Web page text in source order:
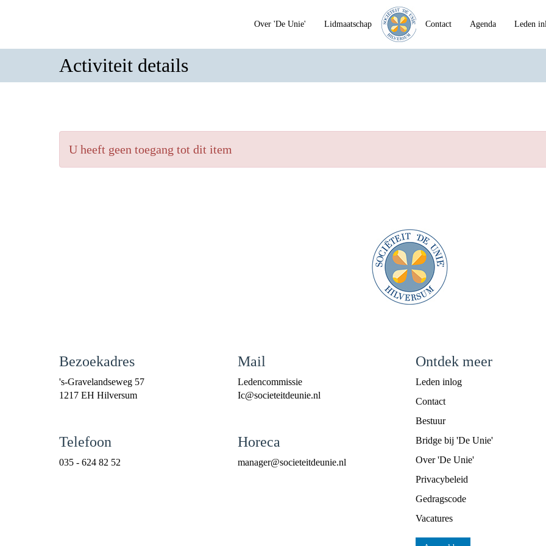
Over 'De Unie' Lidmaatschap Contact Agenda Leden
Activiteit details
U heeft geen toegang tot dit item
Bezoekadres
's-Gravelandseweg 57
1217 EH Hilversum
Telefoon
035 - 624 82 52
Mail
Ledencommissie
cI@societeitdeunie.nl
Horeca
reganam@societeitdeunie.nl
Ontdek meer
Leden inlog
Contact
Bestuur
Bridge bij 'De Unie'
Over 'De Unie'
Privacybeleid
Gedragscode
Vacatures